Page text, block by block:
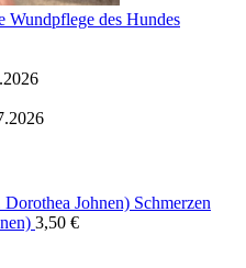
Wundpflege des Hundes
Schmerzen
3,50 €